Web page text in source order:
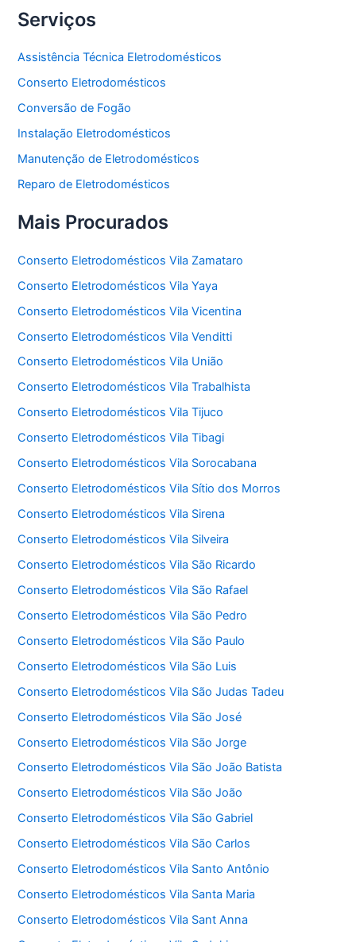
Serviços
Assistência Técnica Eletrodomésticos
Conserto Eletrodomésticos
Conversão de Fogão
Instalação Eletrodomésticos
Manutenção de Eletrodomésticos
Reparo de Eletrodomésticos
Mais Procurados
Conserto Eletrodomésticos Vila Zamataro
Conserto Eletrodomésticos Vila Yaya
Conserto Eletrodomésticos Vila Vicentina
Conserto Eletrodomésticos Vila Venditti
Conserto Eletrodomésticos Vila União
Conserto Eletrodomésticos Vila Trabalhista
Conserto Eletrodomésticos Vila Tijuco
Conserto Eletrodomésticos Vila Tibagi
Conserto Eletrodomésticos Vila Sorocabana
Conserto Eletrodomésticos Vila Sítio dos Morros
Conserto Eletrodomésticos Vila Sirena
Conserto Eletrodomésticos Vila Silveira
Conserto Eletrodomésticos Vila São Ricardo
Conserto Eletrodomésticos Vila São Rafael
Conserto Eletrodomésticos Vila São Pedro
Conserto Eletrodomésticos Vila São Paulo
Conserto Eletrodomésticos Vila São Luis
Conserto Eletrodomésticos Vila São Judas Tadeu
Conserto Eletrodomésticos Vila São José
Conserto Eletrodomésticos Vila São Jorge
Conserto Eletrodomésticos Vila São João Batista
Conserto Eletrodomésticos Vila São João
Conserto Eletrodomésticos Vila São Gabriel
Conserto Eletrodomésticos Vila São Carlos
Conserto Eletrodomésticos Vila Santo Antônio
Conserto Eletrodomésticos Vila Santa Maria
Conserto Eletrodomésticos Vila Sant Anna